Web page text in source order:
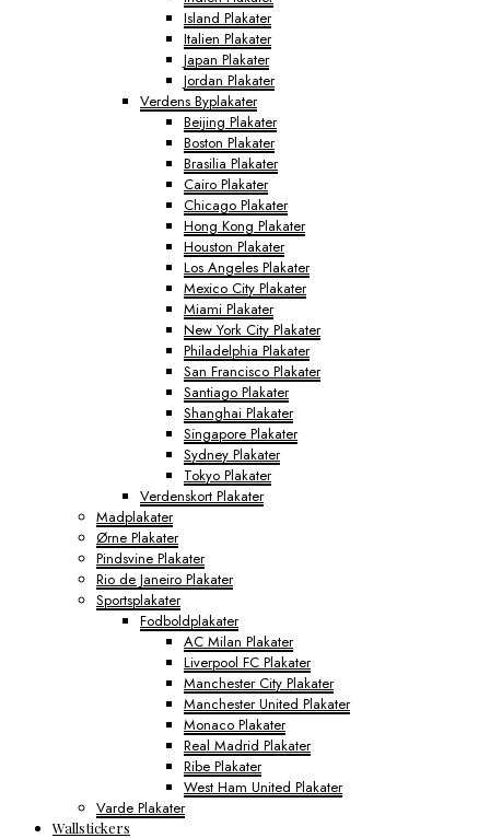
Island Plakater
Italien Plakater
Japan Plakater
Jordan Plakater
Verdens Byplakater
Beijing Plakater
Boston Plakater
Brasilia Plakater
Cairo Plakater
Chicago Plakater
Hong Kong Plakater
Houston Plakater
Los Angeles Plakater
Mexico City Plakater
Miami Plakater
New York City Plakater
Philadelphia Plakater
San Francisco Plakater
Santiago Plakater
Shanghai Plakater
Singapore Plakater
Sydney Plakater
Tokyo Plakater
Verdenskort Plakater
Madplakater
Ørne Plakater
Pindsvine Plakater
Rio de Janeiro Plakater
Sportsplakater
Fodboldplakater
AC Milan Plakater
Liverpool FC Plakater
Manchester City Plakater
Manchester United Plakater
Monaco Plakater
Real Madrid Plakater
Ribe Plakater
West Ham United Plakater
Varde Plakater
Wallstickers